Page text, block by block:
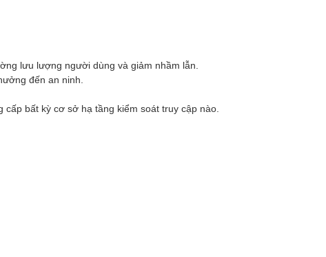
lưu lượng người dùng và giảm nhầm lẫn.
đến an ninh.
bất kỳ cơ sở hạ tầng kiểm soát truy cập nào.